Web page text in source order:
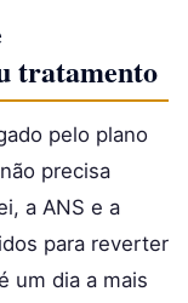
tratamento
pelo plano
precisa
a ANS e a
para reverter
um dia a mais